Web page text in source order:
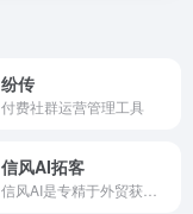
纷传
付费社群运营管理工具
信风AI拓客